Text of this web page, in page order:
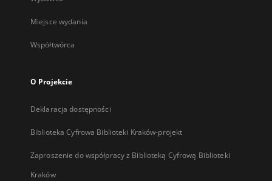
Miejsce wydania
Współtwórca
O Projekcie
Deklaracja dostępności
Biblioteka Cyfrowa Biblioteki Kraków-projekt
Zaproszenie do współpracy z Biblioteką Cyfrową Biblioteki
Kraków